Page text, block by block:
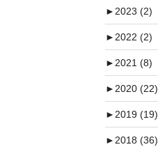
►2023 (2)
►2022 (2)
►2021 (8)
►2020 (22)
►2019 (19)
►2018 (36)